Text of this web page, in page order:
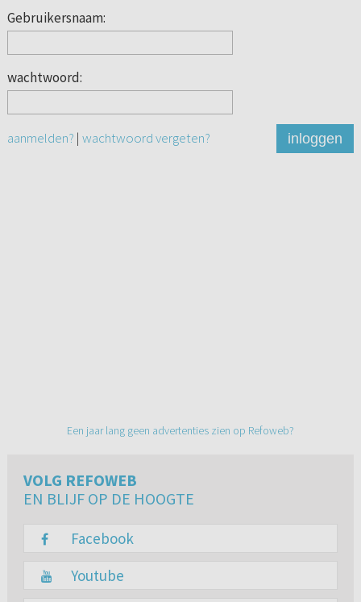
Gebruikersnaam:
wachtwoord:
aanmelden? | wachtwoord vergeten? inloggen
Een jaar lang geen advertenties zien op Refoweb?
VOLG REFOWEB
EN BLIJF OP DE HOOGTE
Facebook
Youtube